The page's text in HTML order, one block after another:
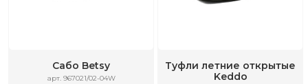
Сабо Betsy
арт. 967021/02-04W
Туфли летние открытые
Keddo